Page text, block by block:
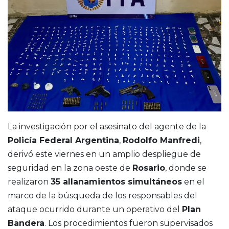
La investigación por el asesinato del agente de la
Policía Federal Argentina, Rodolfo Manfredi,
derivó este viernes en un amplio despliegue de
seguridad en la zona oeste de Rosario, donde se
realizaron 35 allanamientos simultáneos en el
marco de la búsqueda de los responsables del
ataque ocurrido durante un operativo del Plan
Bandera. Los procedimientos fueron supervisados